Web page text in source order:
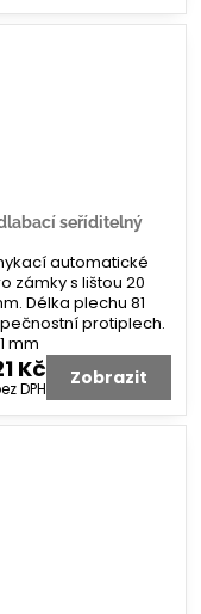
seříditelný
automatické
zámky s lištou 20
Délka plechu 81
protiplech.
mm
Kč
DPH Zobrazit